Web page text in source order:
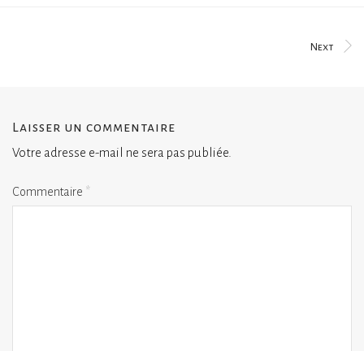
Next
Laisser un commentaire
Votre adresse e-mail ne sera pas publiée.
Commentaire *